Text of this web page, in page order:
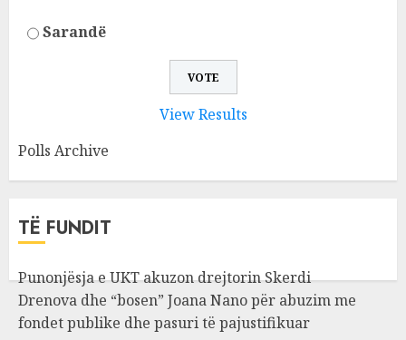
Sarandë
View Results
Polls Archive
TË FUNDIT
Punonjësja e UKT akuzon drejtorin Skerdi
Drenova dhe “bosen” Joana Nano për abuzim me
fondet publike dhe pasuri të pajustifikuar